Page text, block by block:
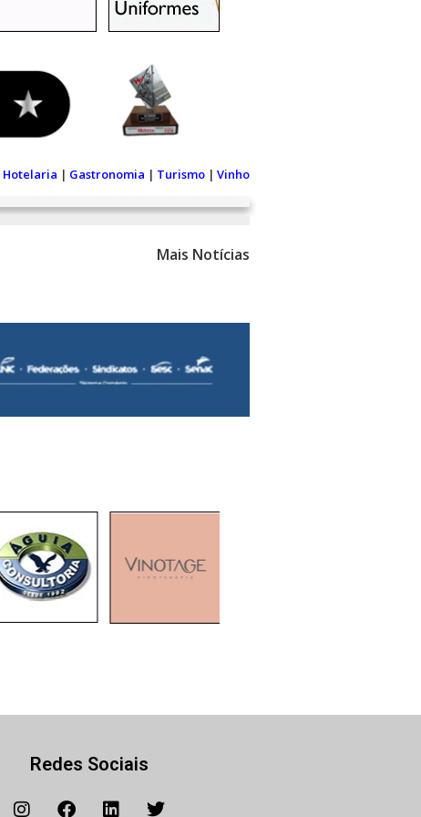
Hotelaria | Gastronomia | Turismo | Vinho
Mais Notícias
Redes Sociais